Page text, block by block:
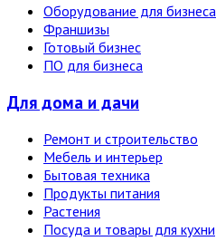
Оборудование для бизнеса
Франшизы
Готовый бизнес
ПО для бизнеса
Для дома и дачи
Ремонт и строительство
Мебель и интерьер
Бытовая техника
Продукты питания
Растения
Посуда и товары для кухни